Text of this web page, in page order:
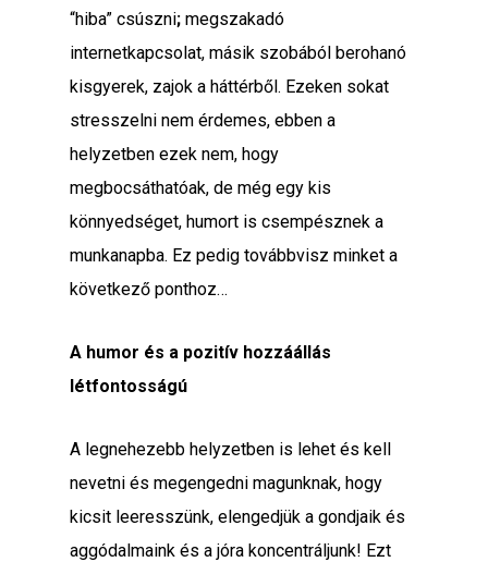
“hiba” csúszni;megszakadó
internetkapcsolat, másik szobából berohanó
kisgyerek, zajok a háttérből. Ezeken sokat
stresszelni nem érdemes, ebben a
helyzetben ezek nem, hogy
megbocsáthatóak, de még egy kis
könnyedséget, humort is csempésznek a
munkanapba. Ez pedig továbbvisz minket a
következő ponthoz…
A humor és a pozitív hozzáállás
létfontosságú
A legnehezebb helyzetben is lehet és kell
nevetni és megengedni magunknak, hogy
kicsit leeresszünk, elengedjük a gondjaik és
aggódalmaink és a jóra koncentráljunk! Ezt